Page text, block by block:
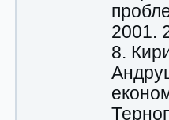
2001.
8.